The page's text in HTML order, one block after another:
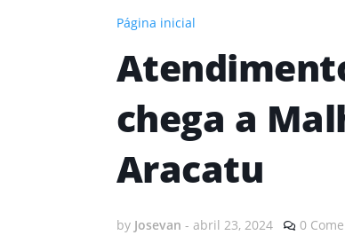
Página inicial
chega a
Aracatu
by Josevan - abril 23, 2024 0